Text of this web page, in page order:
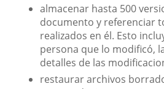
almacenar hasta 500
documento y referenciar
realizados en él. Esto
persona que lo modificó,
detalles de las
restaurar archivos